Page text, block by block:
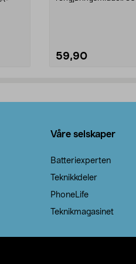
59,90
Våre selskaper
Batteriexperten
Teknikkdeler
PhoneLife
Teknikmagasinet